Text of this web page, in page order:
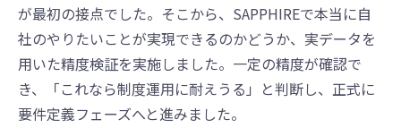
が最初の接点でした。そこから、SAPPHIREで本当に自
社のやりたいことが実現できるのかどうか、実データを
用いた精度検証を実施しました。一定の精度が確認で
き、「これなら制度運用に耐えうる」と判断し、正式に
要件定義フェーズへと進みました。